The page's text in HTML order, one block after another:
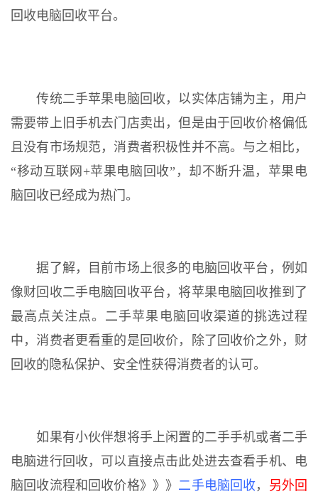
回收电脑回收平台。
传统二手苹果电脑回收，以实体店铺为主，用户
需要带上旧手机去门店卖出，但是由于回收价格偏低
且没有市场规范，消费者积极性并不高。与之相比，
“移动互联网+苹果电脑回收”，却不断升温，苹果电
脑回收已经成为热门。
据了解，目前市场上很多的电脑回收平台，例如
像财回收二手电脑回收平台，将苹果电脑回收推到了
最高点关注点。二手苹果电脑回收渠道的挑选过程
中，消费者更看重的是回收价，除了回收价之外，财
回收的隐私保护、安全性获得消费者的认可。
如果有小伙伴想将手上闲置的二手手机或者二手
电脑进行回收，可以直接点击此处进去查看手机、电
脑回收流程和回收价格》》》 二手电脑回收， 另外回